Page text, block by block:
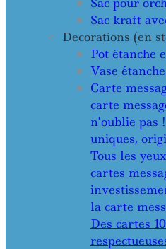
Sac kraft
Decorations (en
Pot étanche
Vase
Carte
carte
n’oublie pas
uniques,
Tous les
cartes
la carte
Des cartes